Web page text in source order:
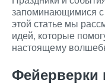
запоминающимися
этой статье мы
идей, которые
настоящему